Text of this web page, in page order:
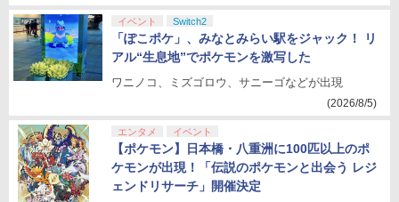
イベント Switch2
「ぽこポケ」、みなとみらい駅をジャック！ リ
アル“生息地”でポケモンを激写した
ワニノコ、ミズゴロウ、サニーゴなどが出現
(2026/8/5)
エンタメ イベント
【ポケモン】日本橋・八重洲に100匹以上のポ
ケモンが出現！「伝説のポケモンと出会う レジ
ェンドリサーチ」開催決定